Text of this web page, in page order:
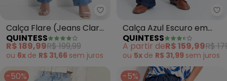
Quintess - Calça Flare (Jeans
Calça Flare (Jeans Claro)
em Jeans
QUINTESS
R$ 189,99R$ 199,99
ou 6x de R$ 31,66 sem juros
Calça Azul Escuro em
Jeans
QUINTESS
A partir deR$ 159,99R$
ou 5x de R$ 31,99 sem juros
-50% -5%